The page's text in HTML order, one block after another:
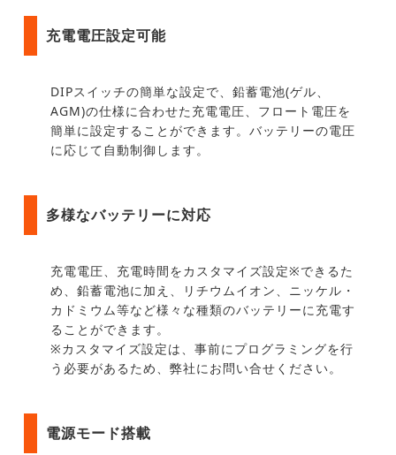
充電電圧設定可能
DIPスイッチの簡単な設定で、鉛蓄電池(ゲル、
AGM)の仕様に合わせた充電電圧、フロート電圧を
簡単に設定することができます。バッテリーの電圧
に応じて自動制御します。
多様なバッテリーに対応
充電電圧、充電時間をカスタマイズ設定※できるた
め、鉛蓄電池に加え、リチウムイオン、ニッケル・
カドミウム等など様々な種類のバッテリーに充電す
ることができます。
※カスタマイズ設定は、事前にプログラミングを行
う必要があるため、弊社にお問い合せください。
電源モード搭載